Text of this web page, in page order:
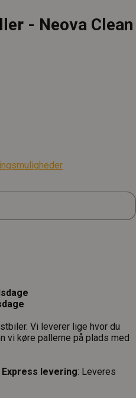
- Neova Clean
Vi leverer lige hvor du
vi køre pallerne på plads med
Express levering: Leveres